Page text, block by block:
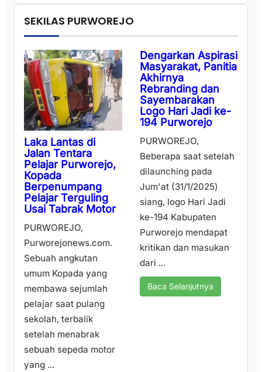
SEKILAS PURWOREJO
Laka Lantas di
Jalan Tentara
Pelajar Purworejo,
Kopada
Berpenumpang
Pelajar Terguling
Usai Tabrak Motor
PURWOREJO,
Purworejonews.com.
Sebuah angkutan
umum Kopada yang
membawa sejumlah
pelajar saat pulang
sekolah, terbalik
setelah menabrak
sebuah sepeda motor
yang ...
Dengarkan Aspirasi
Masyarakat, Panitia
Akhirnya
Rebranding dan
Sayembarakan
Logo Hari Jadi ke-
194 Purworejo
PURWOREJO,
Beberapa saat setelah
dilaunching pada
Jum'at (31/1/2025)
siang, logo Hari Jadi
ke-194 Kabupaten
Purworejo mendapat
kritikan dan masukan
dari ...
Baca Selanjutnya